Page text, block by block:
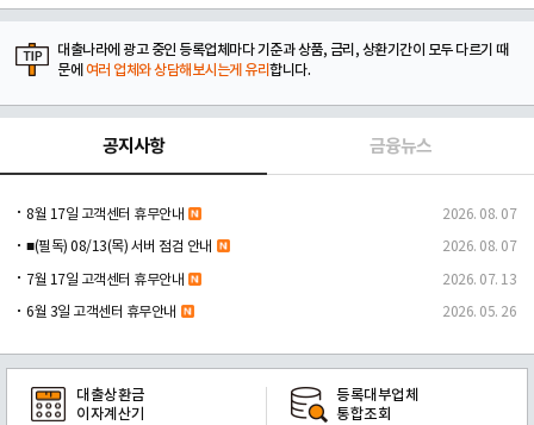
대출나라에 광고 중인 등록업체마다 기준과 상품, 금리, 상환기간이 모두 다르기 때
문에 여러 업체와 상담해보시는게 유리합니다.
공지사항 금융뉴스
8월 17일 고객센터 휴무안내 2026. 08. 07
■(필독) 08/13(목) 서버 점검 안내 2026. 08. 07
7월 17일 고객센터 휴무안내 2026. 07. 13
6월 3일 고객센터 휴무안내 2026. 05. 26
대출상환금
이자계산기
등록대부업체
통합조회